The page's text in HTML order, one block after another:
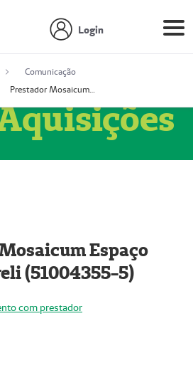
Login
Comunicação
Prestador Mosaicum Espaço Clínico Eireli (51004355-5)
Espaço
(51004355-5)
com prestador